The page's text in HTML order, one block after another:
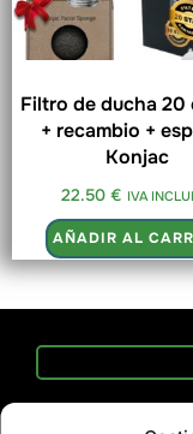
Filtro de ducha 20
+ recambio +
Konjac
22.50 € IVA
AÑADIR AL